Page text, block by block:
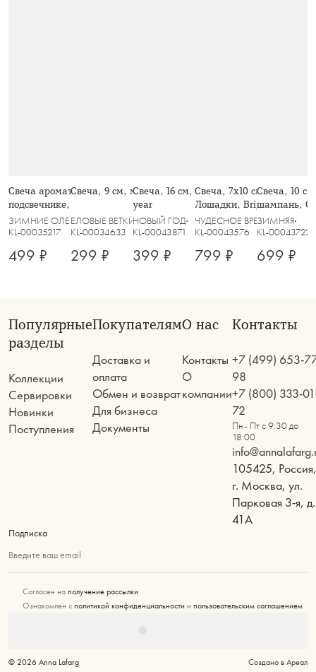
Свеча ароматическая, 7x6 см, в
подсвечнике, с крышкой, стекло,
Neroil&Citrus, Poem
ЗИМНИЕ ОЛЕНИ
KL-00035217
499 ₽
Свеча, 9 см, молочная, Олень, Deer
ЕЛОВЫЕ ВЕТКИ
KL-00034633
299 ₽
Свеча, 16 см, зеленая, Елка, New
year
НОВЫЙ ГОД
KL-00043871
399 ₽
Свеча, 7х10 см,
Лошадки, Bright horse
ЧУДЕСНОЕ ВРЕМЯ
KL-00043576
799 ₽
Свеча, 10
шампань,
ЗИМНЯЯ
KL-00043722
699 ₽
Популярные
разделы
Коллекции
Сервировки
Новинки
Поступления
Покупателям
Доставка и
оплата
Обмен и возврат
Для бизнеса
Документы
О нас
Контакты
О
компании
Контакты
+7 (499) 653-
98
+7 (800) 333-
72
Пн - Пт с 9:30 до
18:00
105425, Россия,
г. Москва, ул.
Парковая 3-я, д.
41А
Подписка
Введите ваш email
Согласен на получение рассылки
Ознакомлен с политикой конфиденциальности и пользовательским соглашением
© 2026 Anna Lafarg Создано в Ареал